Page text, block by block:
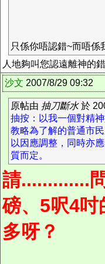
只係你唔認錯~而唔係
人地夠叫您認遠離神的
沙文 2007/8/29 09:32
原帖由 抽刀斷水於
抽按：以我一個對精
教略為了解的普通市
以因應調整，同時亦
質而定。
請.............
磅、5呎4吋
多呀？